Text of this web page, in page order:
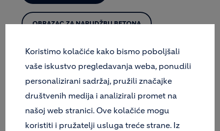
OBRAZAC ZA NARUDŽBU BETONA
PORTAL ZA KUPCE
TVORNICE BETONA
Koristimo kolačiće kako bismo poboljšali
vaše iskustvo pregledavanja weba, ponudili
personalizirani sadržaj, pružili značajke
društvenih medija i analizirali promet na
našoj web stranici. Ove kolačiće mogu
koristiti i pružatelji usluga treće strane. Iz